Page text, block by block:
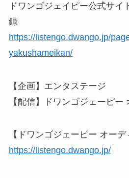
ドワンゴジェイピー公式サイ
録
https://listengo.dwango.jp/
yakushameikan/
【企画】エンタステージ
【配信】ドワンゴジェーピー
【ドワンゴジェーピー オーデ
https://listengo.dwango.jp/